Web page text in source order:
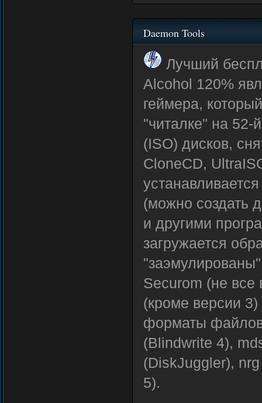
Daemon Tools
Лучший
Alcohol 120%
геймера,
"читалке" на 52-
(ISO) дисков,
CloneCD,
(можно создать
и другими
загружается
Securom (не все
(кроме версии
форматы
(Blindwrite 4),
(DiskJuggler),
5).